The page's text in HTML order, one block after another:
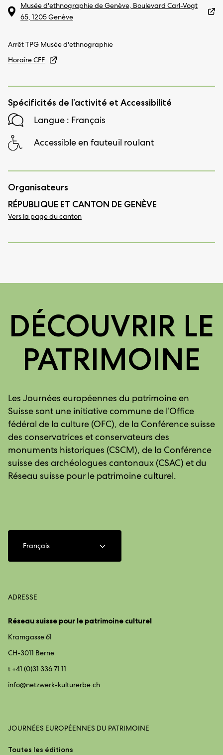
Musée d'ethnographie de Genève, Boulevard Carl-Vogt
65, 1205 Genève
Arrêt TPG Musée d'ethnographie
Horaire CFF
Spécificités de l’activité et Accessibilité
Langue : Français
Accessible en fauteuil roulant
Organisateurs
RÉPUBLIQUE ET CANTON DE GENÈVE
Vers la page du canton
DÉCOUVRIR LE
PATRIMOINE
Les Journées européennes du patrimoine en
Suisse sont une initiative commune de l’Office
fédéral de la culture (OFC), de la Conférence suisse
des conservatrices et conservateurs des
monuments historiques (CSCM), de la Conférence
suisse des archéologues cantonaux (CSAC) et du
Réseau suisse pour le patrimoine culturel.
Français
ADRESSE
Réseau suisse pour le patrimoine culturel
Kramgasse 61
CH-3011 Berne
t +41 (0)31 336 71 11
info@netzwerk-kulturerbe.ch
JOURNÉES EUROPÉENNES DU PATRIMOINE
Toutes les éditions